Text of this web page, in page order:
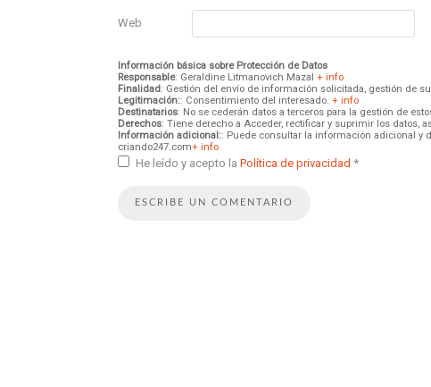
Web
Información básica sobre Protección de Datos
Responsable: Geraldine Litmanovich Mazal + info
Finalidad: Gestión del envío de información solicitada, gestión de
Legitimación:: Consentimiento del interesado. + info
Destinatarios: No se cederán datos a terceros para la gestión de
Derechos: Tiene derecho a Acceder, rectificar y suprimir los datos,
Información adicional:: Puede consultar la información adicional y
criando247.com+ info
He leído y acepto la Política de privacidad *